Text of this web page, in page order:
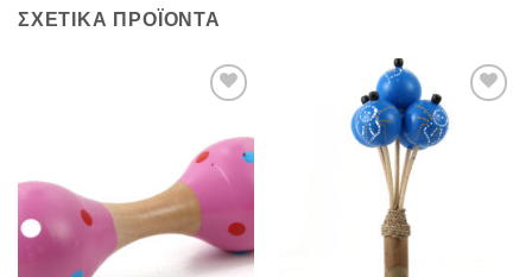
ΣΧΕΤΙΚΆ ΠΡΟΪΌΝΤΑ
Wishlist